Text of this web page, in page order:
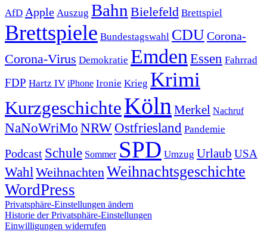
AfD Apple Auszug Bahn Bielefeld Brettspiel
Brettspiele Bundestagswahl CDUCorona-
Corona-Virus Demokratie Emden Essen Fahrrad
FDP Hartz IV iPhone Ironie Krieg Krimi
KurzgeschichteKölnMerkel Nachruf
NaNoWriMo NRWOstfriesland Pandemie
Podcast Schule Sommer SPD Umzug Urlaub USA
WahlWeihnachtenWeihnachtsgeschichte
WordPress
Privatsphäre-Einstellungen ändern
Historie der Privatsphäre-Einstellungen
Einwilligungen widerrufen